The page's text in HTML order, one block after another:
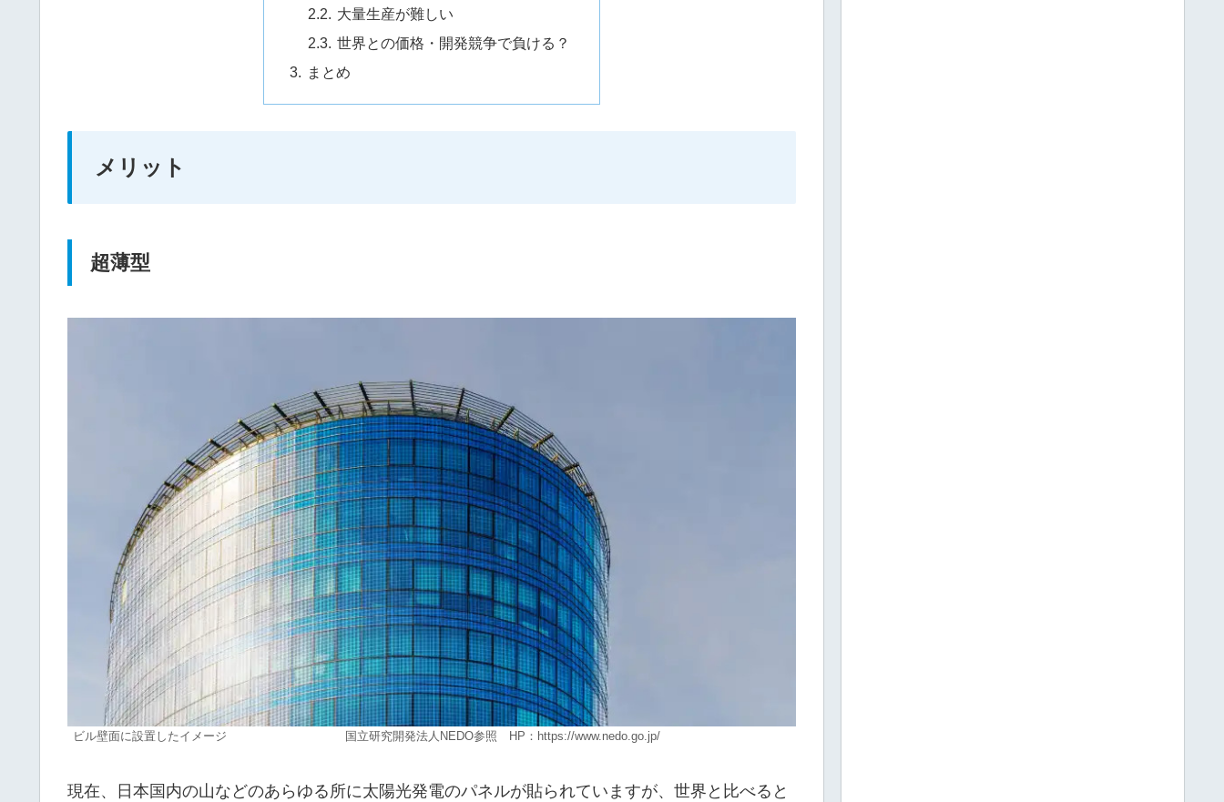
大量生産が難しい
世界との価格・開発競争で負ける？
まとめ
メリット
超薄型
ビル壁面に設置したイメージ 国立研究開発法人NEDO参照 HP：https://www.nedo.go.jp/
現在、日本国内の山などのあらゆる所に太陽光発電のパネルが貼られていますが、世界と比べると